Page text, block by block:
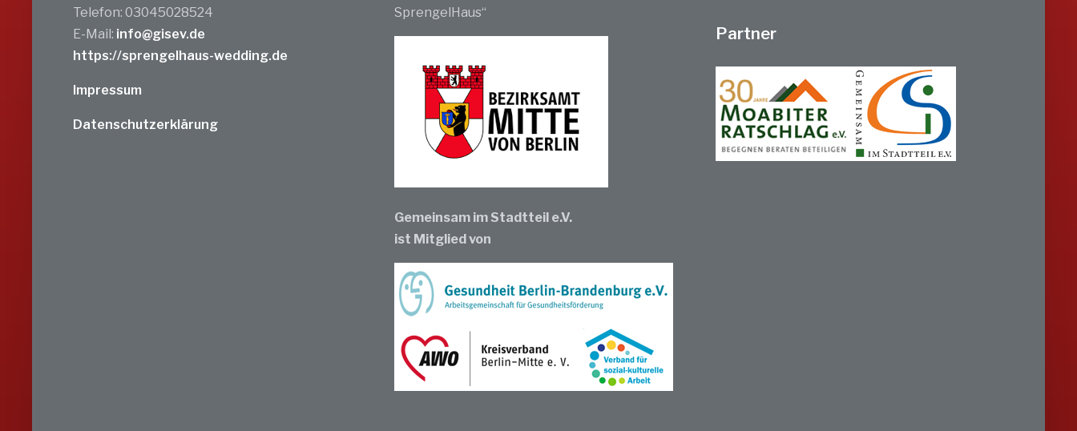
Telefon: 03045028524
E-Mail: info@gisev.de
https://sprengelhaus-wedding.de
Impressum
Datenschutzerklärung
SprengelHaus“
Gemeinsam im Stadtteil e.V.
ist Mitglied von
Partner